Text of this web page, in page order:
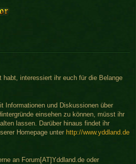
habt, interessiert ihr euch für die Belange
Informationen und Diskussionen über
einsehen zu können, müsst ihr
lassen. Darüber hinaus findet ihr
Homepage unter http://www.yddland.de
an Forum[AT]Yddland.de oder